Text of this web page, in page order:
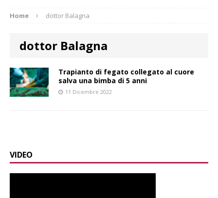
Home dottor Balagna
dottor Balagna
Trapianto di fegato collegato al cuore
salva una bimba di 5 anni
11 Dicembre 2022
VIDEO